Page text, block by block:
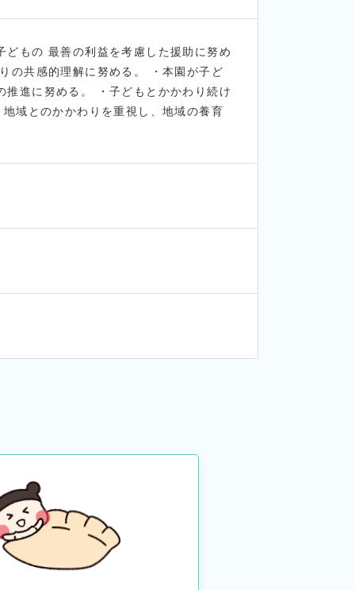
もの 最善の利益を考慮した援助に努め
の共感的理解に努める。 ・本園が子ど
進に努める。 ・子どもとかかわり続け
域とのかかわりを重視し、地域の養育